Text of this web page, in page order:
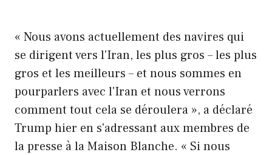
« Nous avons actuellement des navires qui
se dirigent vers l'Iran, les plus gros – les plus
gros et les meilleurs – et nous sommes en
pourparlers avec l'Iran et nous verrons
comment tout cela se déroulera », a déclaré
Trump hier en s'adressant aux membres de
la presse à la Maison Blanche. « Si nous